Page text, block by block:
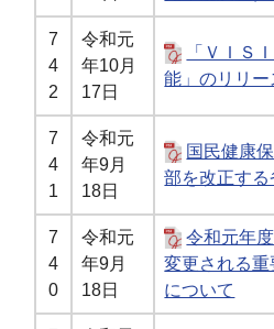
7
4
2
令和元
年10月
17日
「ＶＩＳ
能」のリリー
7
4
1
令和元
年9月
18日
国民健康
部を改正す
7
4
0
令和元
年9月
18日
令和元年
変更される
について